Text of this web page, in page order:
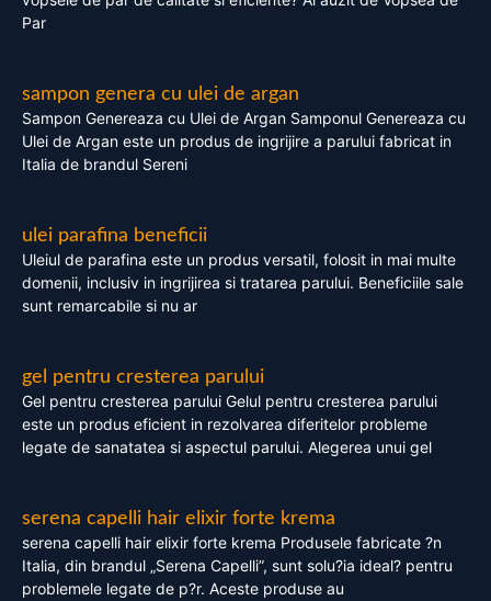
Par
sampon genera cu ulei de argan
Sampon Genereaza cu Ulei de Argan Samponul Genereaza cu
Ulei de Argan este un produs de ingrijire a parului fabricat in
Italia de brandul Sereni
ulei parafina beneficii
Uleiul de parafina este un produs versatil, folosit in mai multe
domenii, inclusiv in ingrijirea si tratarea parului. Beneficiile sale
sunt remarcabile si nu ar
gel pentru cresterea parului
Gel pentru cresterea parului Gelul pentru cresterea parului
este un produs eficient in rezolvarea diferitelor probleme
legate de sanatatea si aspectul parului. Alegerea unui gel
serena capelli hair elixir forte krema
serena capelli hair elixir forte krema Produsele fabricate ?n
Italia, din brandul „Serena Capelli”, sunt solu?ia ideal? pentru
problemele legate de p?r. Aceste produse au